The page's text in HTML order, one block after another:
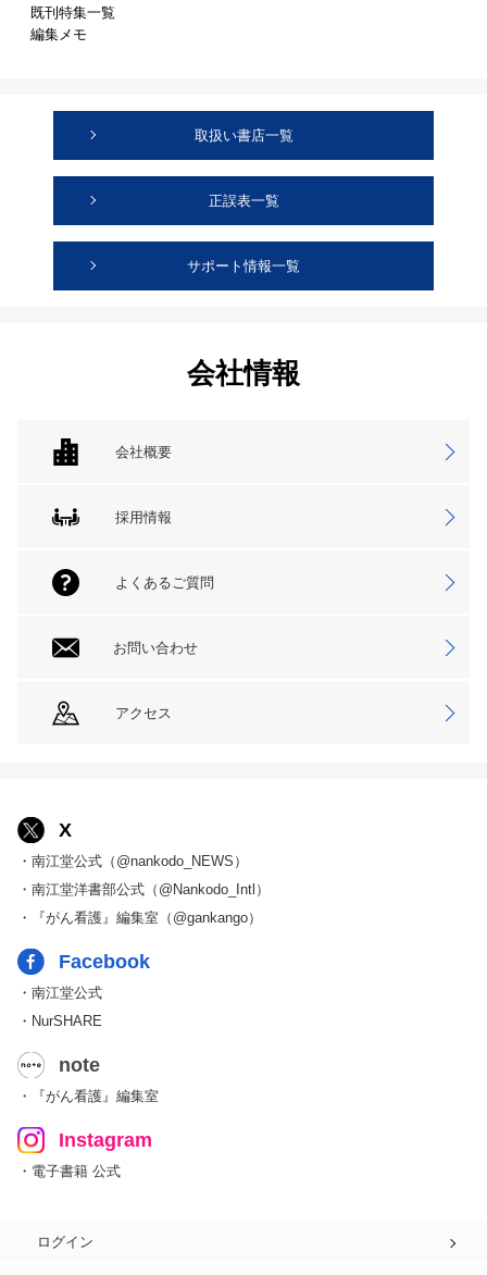
既刊特集一覧
編集メモ
取扱い書店一覧
正誤表一覧
サポート情報一覧
会社情報
会社概要
採用情報
よくあるご質問
お問い合わせ
アクセス
X
・南江堂公式（@nankodo_NEWS）
・南江堂洋書部公式（@Nankodo_Intl）
・『がん看護』編集室（@gankango）
Facebook
・南江堂公式
・NurSHARE
note
・『がん看護』編集室
Instagram
・電子書籍 公式
ログイン